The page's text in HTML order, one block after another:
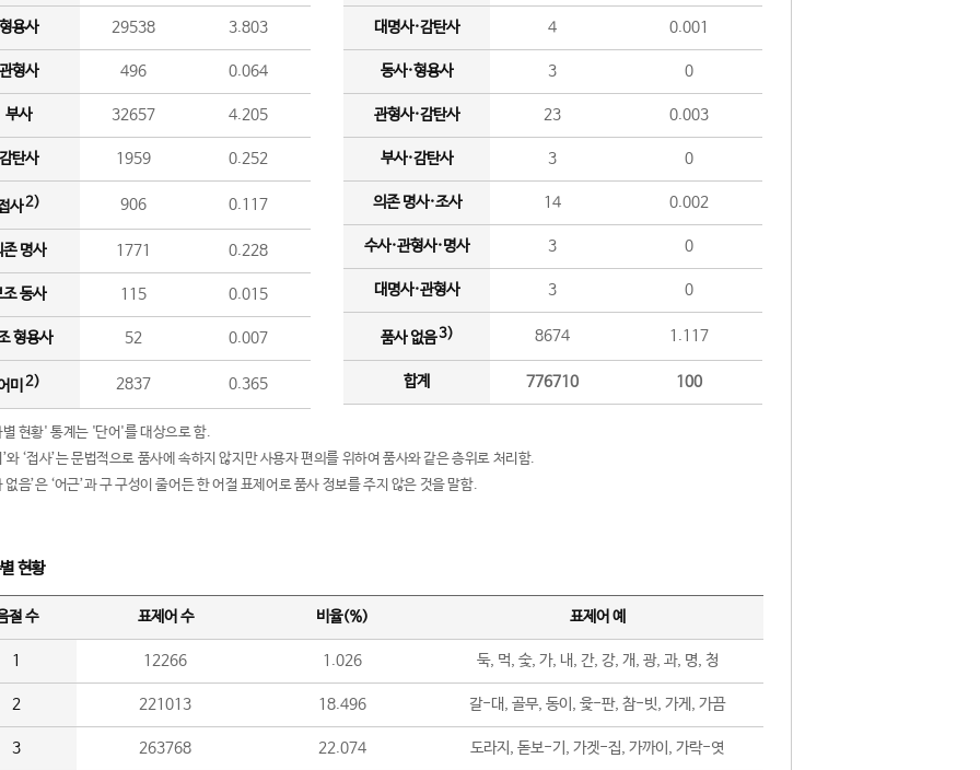
용사 29538 3.803
형사 496 0.064
부사 32657 4.205
탄사 1959 0.252
사2) 906 0.117
존 명사 1771 0.228
조 동사 115 0.015
형용사 52 0.007
미 2) 2837 0.365
대명사·감탄사 4 0.001
동사·형용사 3 0
관형사·감탄사 23 0.003
부사·감탄사 3 0
의존 명사·조사 14 0.002
수사·관형사·명사 3 0
대명사·관형사 3 0
품사 없음3) 8674 1.117
합계 776710 100
현황' 통계는 '단어'를 대상으로 함.
와 ‘접사’는 문법적으로 품사에 속하지 않지만 사용자 편의를 위하여 품사와 같은 층위로 처리함.
없음’은 ‘어근’과 구 구성이 줄어든 한 어절 표제어로 품사 정보를 주지 않은 것을 말함.
현황
절 수 표제어 수 비율(%) 표제어 예
1 12266 1.026 둑, 먹, 숯, 가, 내, 간, 강, 개, 광, 과, 명, 청
2 221013 18.496 갈-대, 골무, 동이, 윷-판, 참-빗, 가게, 가끔
3 263768 22.074 도라지, 돋보-기, 가겟-집, 가까이, 가락-엿